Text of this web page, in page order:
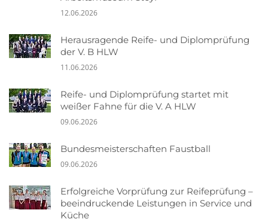
12.06.2026
Herausragende Reife- und Diplomprüfung
der V. B HLW
11.06.2026
Reife- und Diplomprüfung startet mit
weißer Fahne für die V. A HLW
09.06.2026
Bundesmeisterschaften Faustball
09.06.2026
Erfolgreiche Vorprüfung zur Reifeprüfung –
beeindruckende Leistungen in Service und
Küche